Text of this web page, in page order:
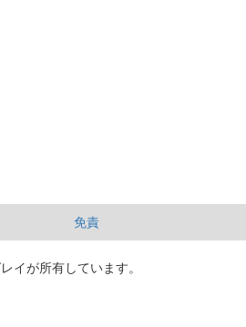
免責
イが所有しています。